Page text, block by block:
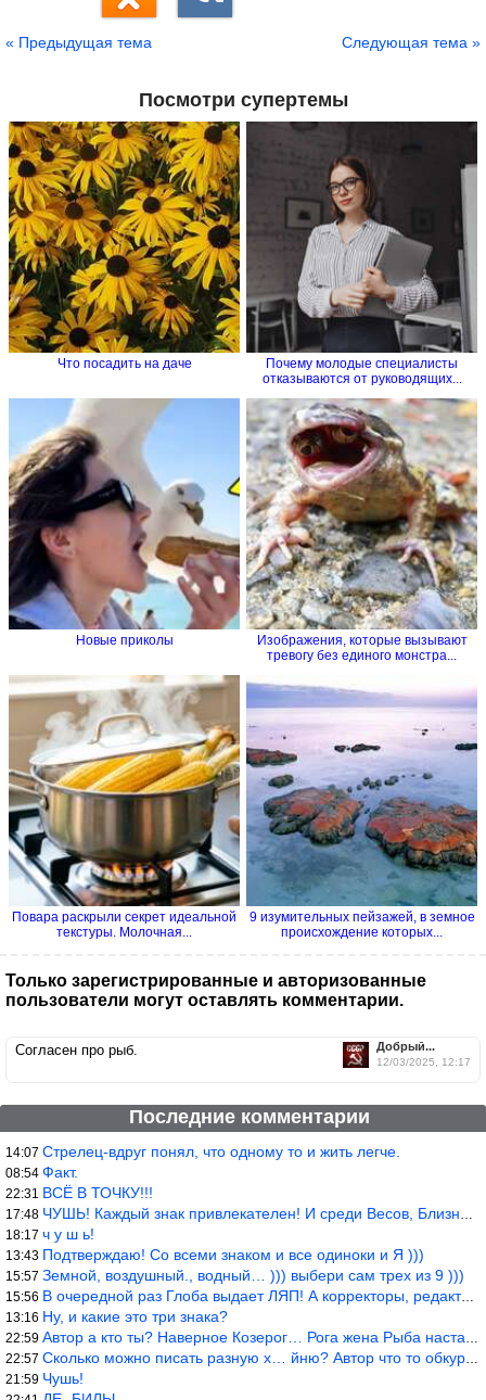
« Предыдущая тема Следующая тема »
Посмотри супертемы
Что посадить на даче
Почему молодые специалисты
отказываются от руководящих...
Новые приколы
Изображения, которые вызывают
тревогу без единого монстра...
Повара раскрыли секрет идеальной
текстуры. Молочная...
9 изумительных пейзажей, в земное
происхождение которых...
Только зарегистрированные и авторизованные
пользователи могут оставлять комментарии.
Добрый...
12/03/2025, 12:17
Согласен про рыб.
Последние комментарии
14:07 Стрелец-вдруг понял, что одному то и жить легче.
08:54 Факт.
22:31 ВСЁ В ТОЧКУ!!!
17:48 ЧУШЬ! Каждый знак привлекателен! И среди Весов, Близнецов встреч
18:17 ч у ш ь!
13:43 Подтверждаю! Со всеми знаком и все одиноки и Я )))
15:57 Земной, воздушный., водный… ))) выбери сам трех из 9 )))
15:56 В очередной раз Глоба выдает ЛЯП! А корректоры, редакторы пропус
13:16 Ну, и какие это три знака?
22:59 Автор а кто ты? Наверное Козерог… Рога жена Рыба наставила ))
22:57 Сколько можно писать разную х… йню? Автор что то обкурился?
21:59 Чушь!